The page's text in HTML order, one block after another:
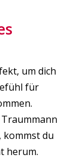
um dich
für
du
herum.